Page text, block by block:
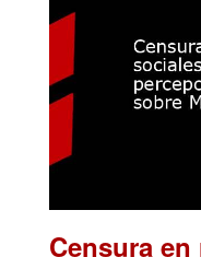
Censura